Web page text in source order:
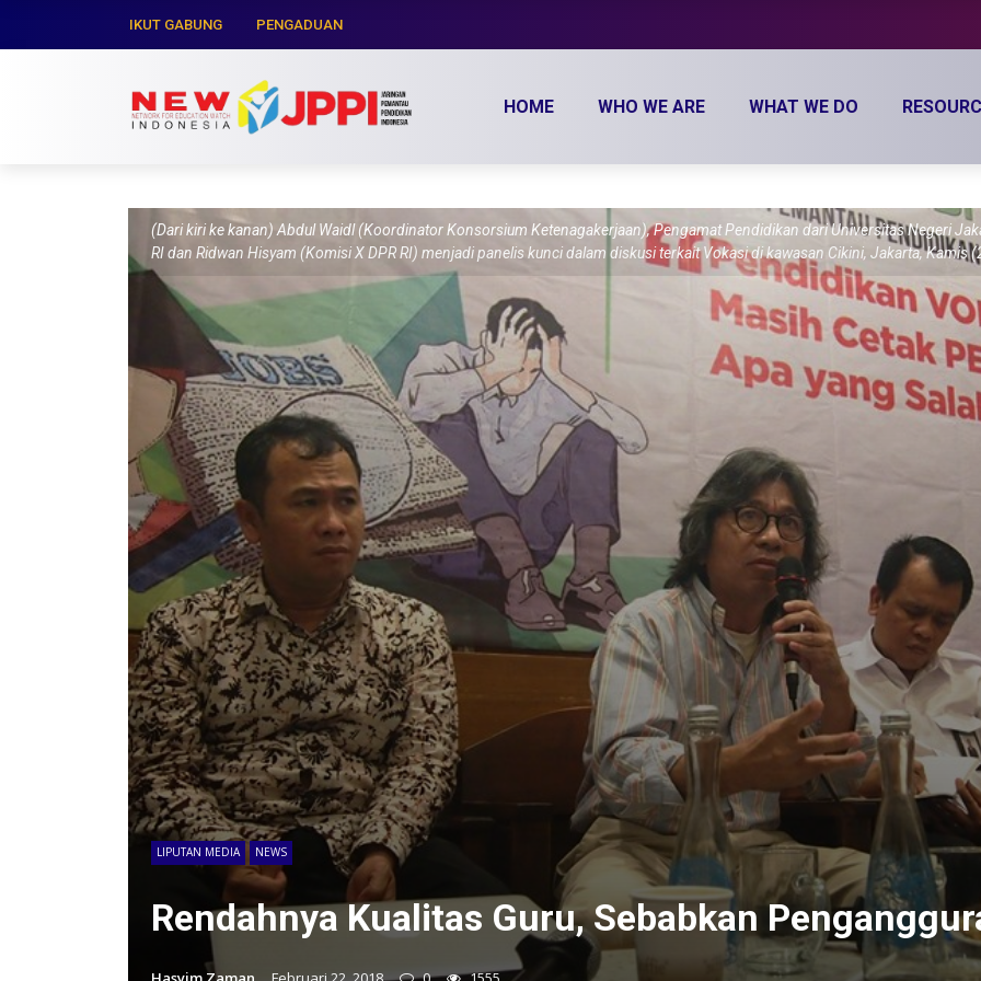
IKUT GABUNG PENGADUAN
HOME WHO WE ARE WHAT WE DO
(Dari kiri ke kanan) Abdul Waidl (Koordinator Konsorsium Ketenagakerjaan), Pengamat Pendidikan dari Universitas Negeri
RI dan Ridwan Hisyam (Komisi X DPR RI) menjadi panelis kunci dalam diskusi terkait Vokasi di kawasan Cikini, Jakarta,
LIPUTAN MEDIA NEWS
Rendahnya Kualitas Guru, Sebabkan